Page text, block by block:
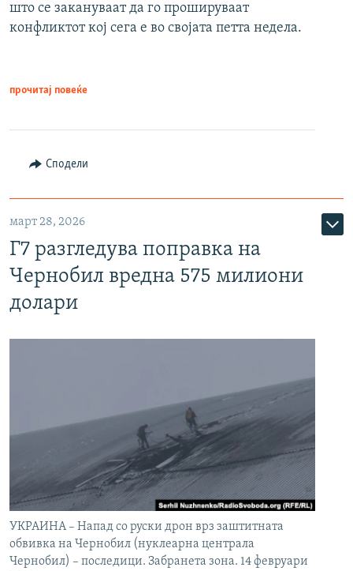
што се закануваат да го прошируваат
конфликтот кој сега е во својата петта недела.
прочитај повеќе
Сподели
март 28, 2026
Г7 разгледува поправка на
Чернобил вредна 575 милиони
долари
УКРАИНА – Напад со руски дрон врз заштитната
обвивка на Чернобил (нуклеарна централа
Чернобил) – последици. Забранета зона. 14 февруари